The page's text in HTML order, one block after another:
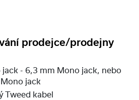
prodejce/prodejny
- 6,3 mm Mono jack, nebo
jack
Tweed kabel